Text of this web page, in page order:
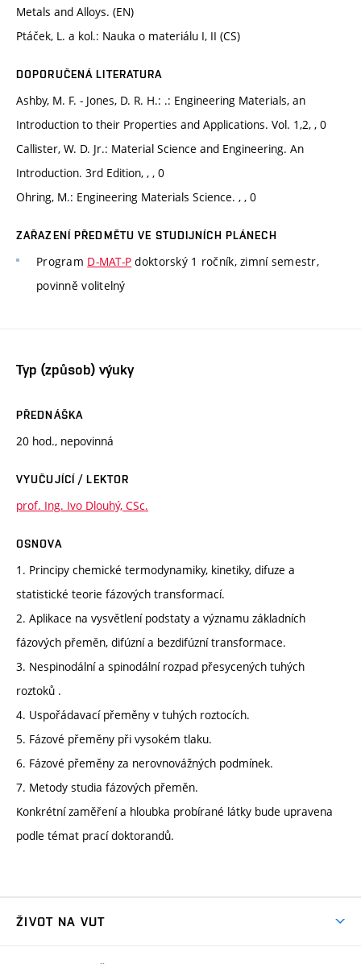
Metals and Alloys. (EN)
Ptáček, L. a kol.: Nauka o materiálu I, II (CS)
DOPORUČENÁ LITERATURA
Ashby, M. F. - Jones, D. R. H.: .: Engineering Materials, an
Introduction to their Properties and Applications. Vol. 1,2, , 0
Callister, W. D. Jr.: Material Science and Engineering. An
Introduction. 3rd Edition, , , 0
Ohring, M.: Engineering Materials Science. , , 0
ZAŘAZENÍ PŘEDMĚTU VE STUDIJNÍCH PLÁNECH
Program D-MAT-P doktorský 1 ročník, zimní semestr,
povinně volitelný
Typ (způsob) výuky
PŘEDNÁŠKA
20 hod., nepovinná
VYUČUJÍCÍ / LEKTOR
prof. Ing. Ivo Dlouhý, CSc.
OSNOVA
1. Principy chemické termodynamiky, kinetiky, difuze a
statistické teorie fázových transformací.
2. Aplikace na vysvětlení podstaty a významu základních
fázových přeměn, difúzní a bezdifúzní transformace.
3. Nespinodální a spinodální rozpad přesycených tuhých
roztoků .
4. Uspořádavací přeměny v tuhých roztocích.
5. Fázové přeměny při vysokém tlaku.
6. Fázové přeměny za nerovnovážných podmínek.
7. Metody studia fázových přeměn.
Konkrétní zaměření a hloubka probírané látky bude upravena
podle témat prací doktorandů.
ŽIVOT NA VUT